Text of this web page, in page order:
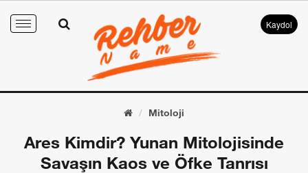
Toggle
Kaydol
Mitoloji
Ares Kimdir? Yunan Mitolojisinde
Savaşın Kaos ve Öfke Tanrısı